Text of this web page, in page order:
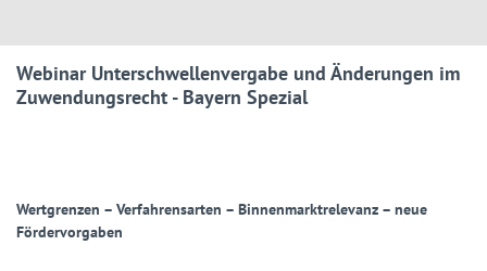
Webinar Unterschwellenvergabe und Änderungen im
Zuwendungsrecht - Bayern Spezial
Wertgrenzen – Verfahrensarten – Binnenmarktrelevanz – neue
Fördervorgaben